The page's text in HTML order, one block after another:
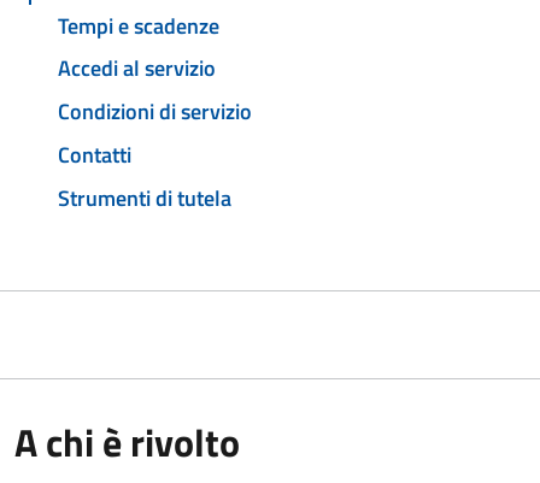
Tempi e scadenze
Accedi al servizio
Condizioni di servizio
Contatti
Strumenti di tutela
A chi è rivolto